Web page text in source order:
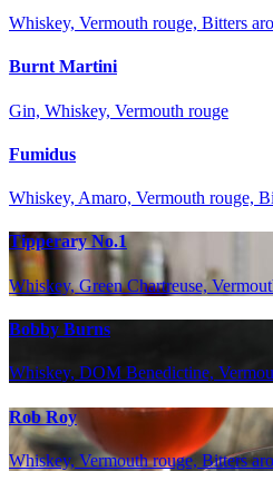
Whiskey, Vermouth rouge, Bitters
Burnt Martini
Gin, Whiskey, Vermouth rouge
Fumidus
Whiskey, Amaro, Vermouth rouge,
Tipperary No.1
Whiskey, Green Chartreuse,
Bobby Burns
Whiskey, DOM Benedictine,
Rob Roy
Whiskey, Vermouth rouge, Bitters